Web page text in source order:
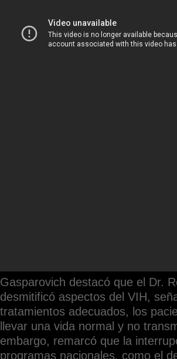
Gasparovich destacó que el Dr.
desmitificó aspectos del VIH,
tratamientos adecuados, los
llevar una vida normal y no
embargo, remarcó que la
programas nacionales, como el